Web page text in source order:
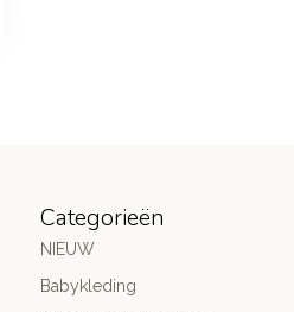
Categorieën
NIEUW
Babykleding